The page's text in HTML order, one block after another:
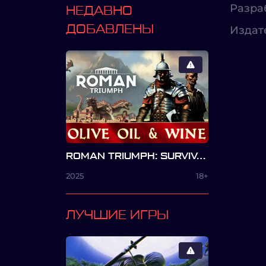
НЕДАВНО
ДОБАВЛЕНЫ
ROMAN TRIUMPH: SURVIVAL CITY BUILDER
2025 18+
ЛУЧШИЕ ИГРЫ